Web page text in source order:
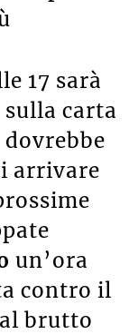
17 sarà
carta
dovrebbe
arrivare
un’ora
contro il
brutto